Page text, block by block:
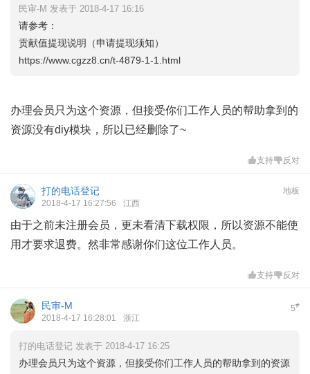
民审-M 发表于 2018-4-17 16:16
请参考：
贡献值提现说明（申请提现须知）
https://www.cgzz8.cn/t-4879-1-1.html
办理会员只为这个资源，但接受你们工作人员的帮助拿到的
资源没有diy模块，所以已经删除了~
支持 反对
地板
打的电话登记
2018-4-17 16:27:56 江西
由于之前未注册会员，更未看清下载权限，所以资源不能使
用才要求退费。然非常感谢你们这位工作人员。
支持 反对
5#
民审-M
2018-4-17 16:28:01 浙江
打的电话登记 发表于 2018-4-17 16:25
办理会员只为这个资源，但接受你们工作人员的帮助拿到的资源